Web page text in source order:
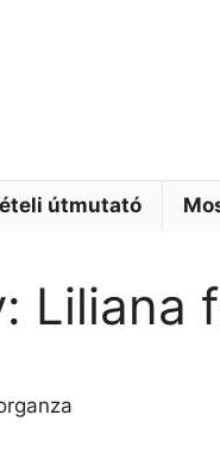
útmutató
Liliana